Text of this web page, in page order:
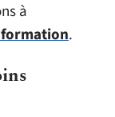
à
formation.